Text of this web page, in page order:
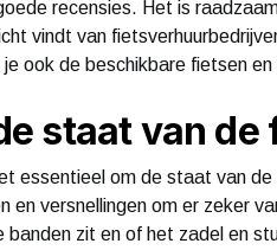
recensies. Het is
vindt van
ook de beschikbare fietsen
staat van de
essentieel om de staat van
en versnellingen om er zeker
banden zit en of het zadel en